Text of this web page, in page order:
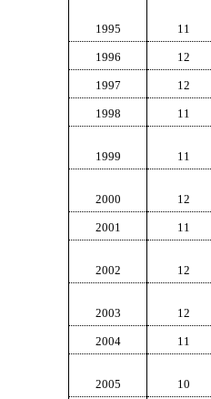
1995 11
1996 12
1997 12
1998 11
1999 11
2000 12
2001 11
2002 12
2003 12
2004 11
2005 10